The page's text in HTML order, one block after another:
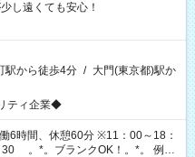
遠くても安心！
駅から徒歩4分 / 大門(東京都)駅か
ティ企業◆
6時間、休憩60分 ※11：00～18：
例え